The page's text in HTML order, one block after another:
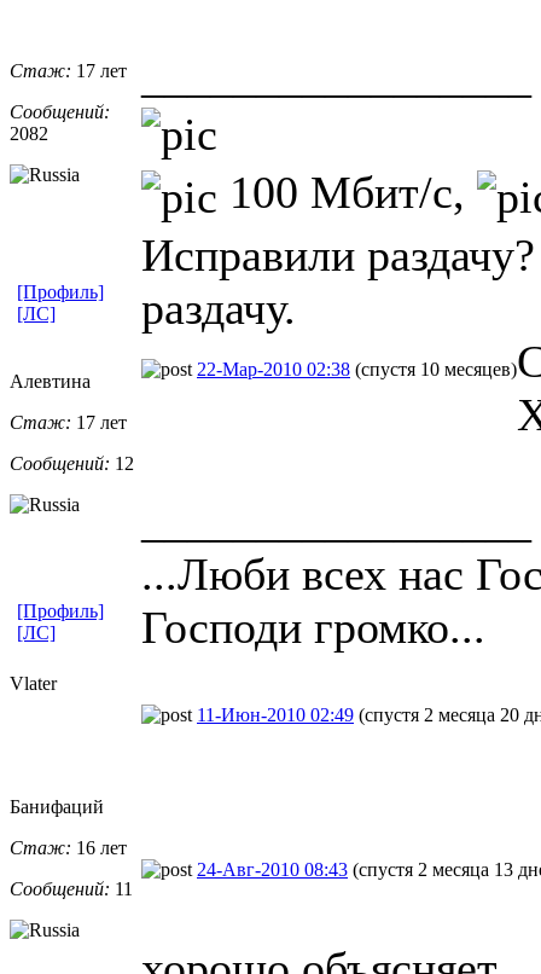
Стаж: 17 лет
Сообщений:
2082
100 Мбит/с,
Исправили
раздачу.
[Профиль]
[ЛС]
Алевтина
Стаж: 17 лет
Сообщений: 12
22-Мар-2010 02:38 (спустя 10 месяцев)
...Люби всех нас
Господи громко...
[Профиль]
[ЛС]
Vlater
11-Июн-2010 02:49 (спустя 2 месяца 20
Банифаций
Стаж: 16 лет
Сообщений: 11
24-Авг-2010 08:43 (спустя 2 месяца 13